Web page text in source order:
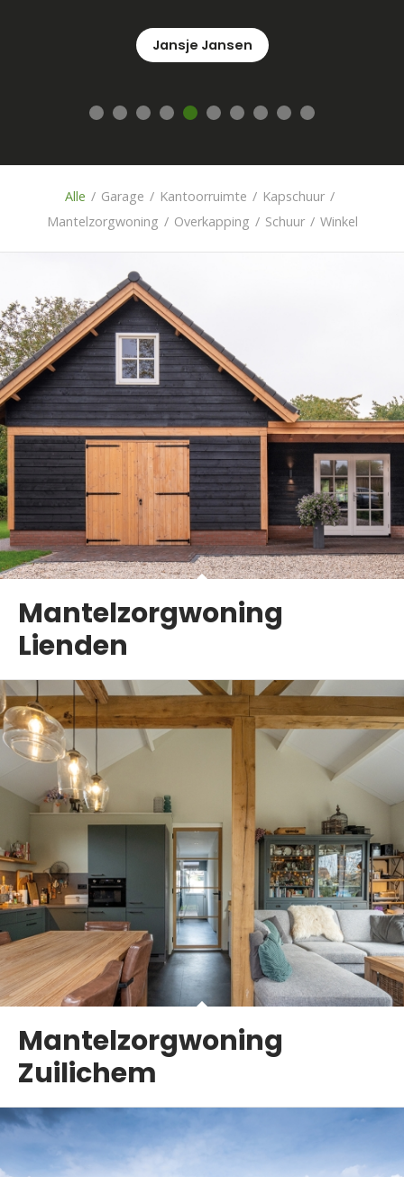
René
Alle / Garage / Kantoorruimte / Kapschuur /
Mantelzorgwoning / Overkapping / Schuur / Winkel
Mantelzorgwoning
Lienden
Mantelzorgwoning
Zuilichem